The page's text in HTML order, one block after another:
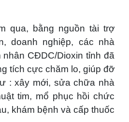
qua, bằng nguồn tài trợ
doanh nghiệp, các nhà
nhân CĐDC/Dioxin tỉnh đã
tích cực chăm lo, giúp đỡ
: xây mới, sửa chữa nhà
tim, mổ phục hồi chức
khám bệnh và cấp thuốc